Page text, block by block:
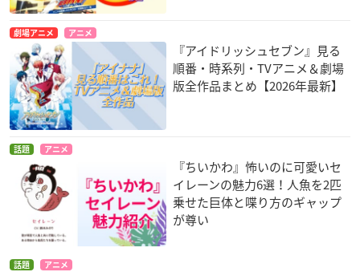
劇場アニメ アニメ
『アイドリッシュセブン』見る
順番・時系列・TVアニメ＆劇場
版全作品まとめ【2026年最新】
話題 アニメ
『ちいかわ』怖いのに可愛いセ
イレーンの魅力6選！人魚を2匹
乗せた巨体と喋り方のギャップ
が尊い
話題 アニメ